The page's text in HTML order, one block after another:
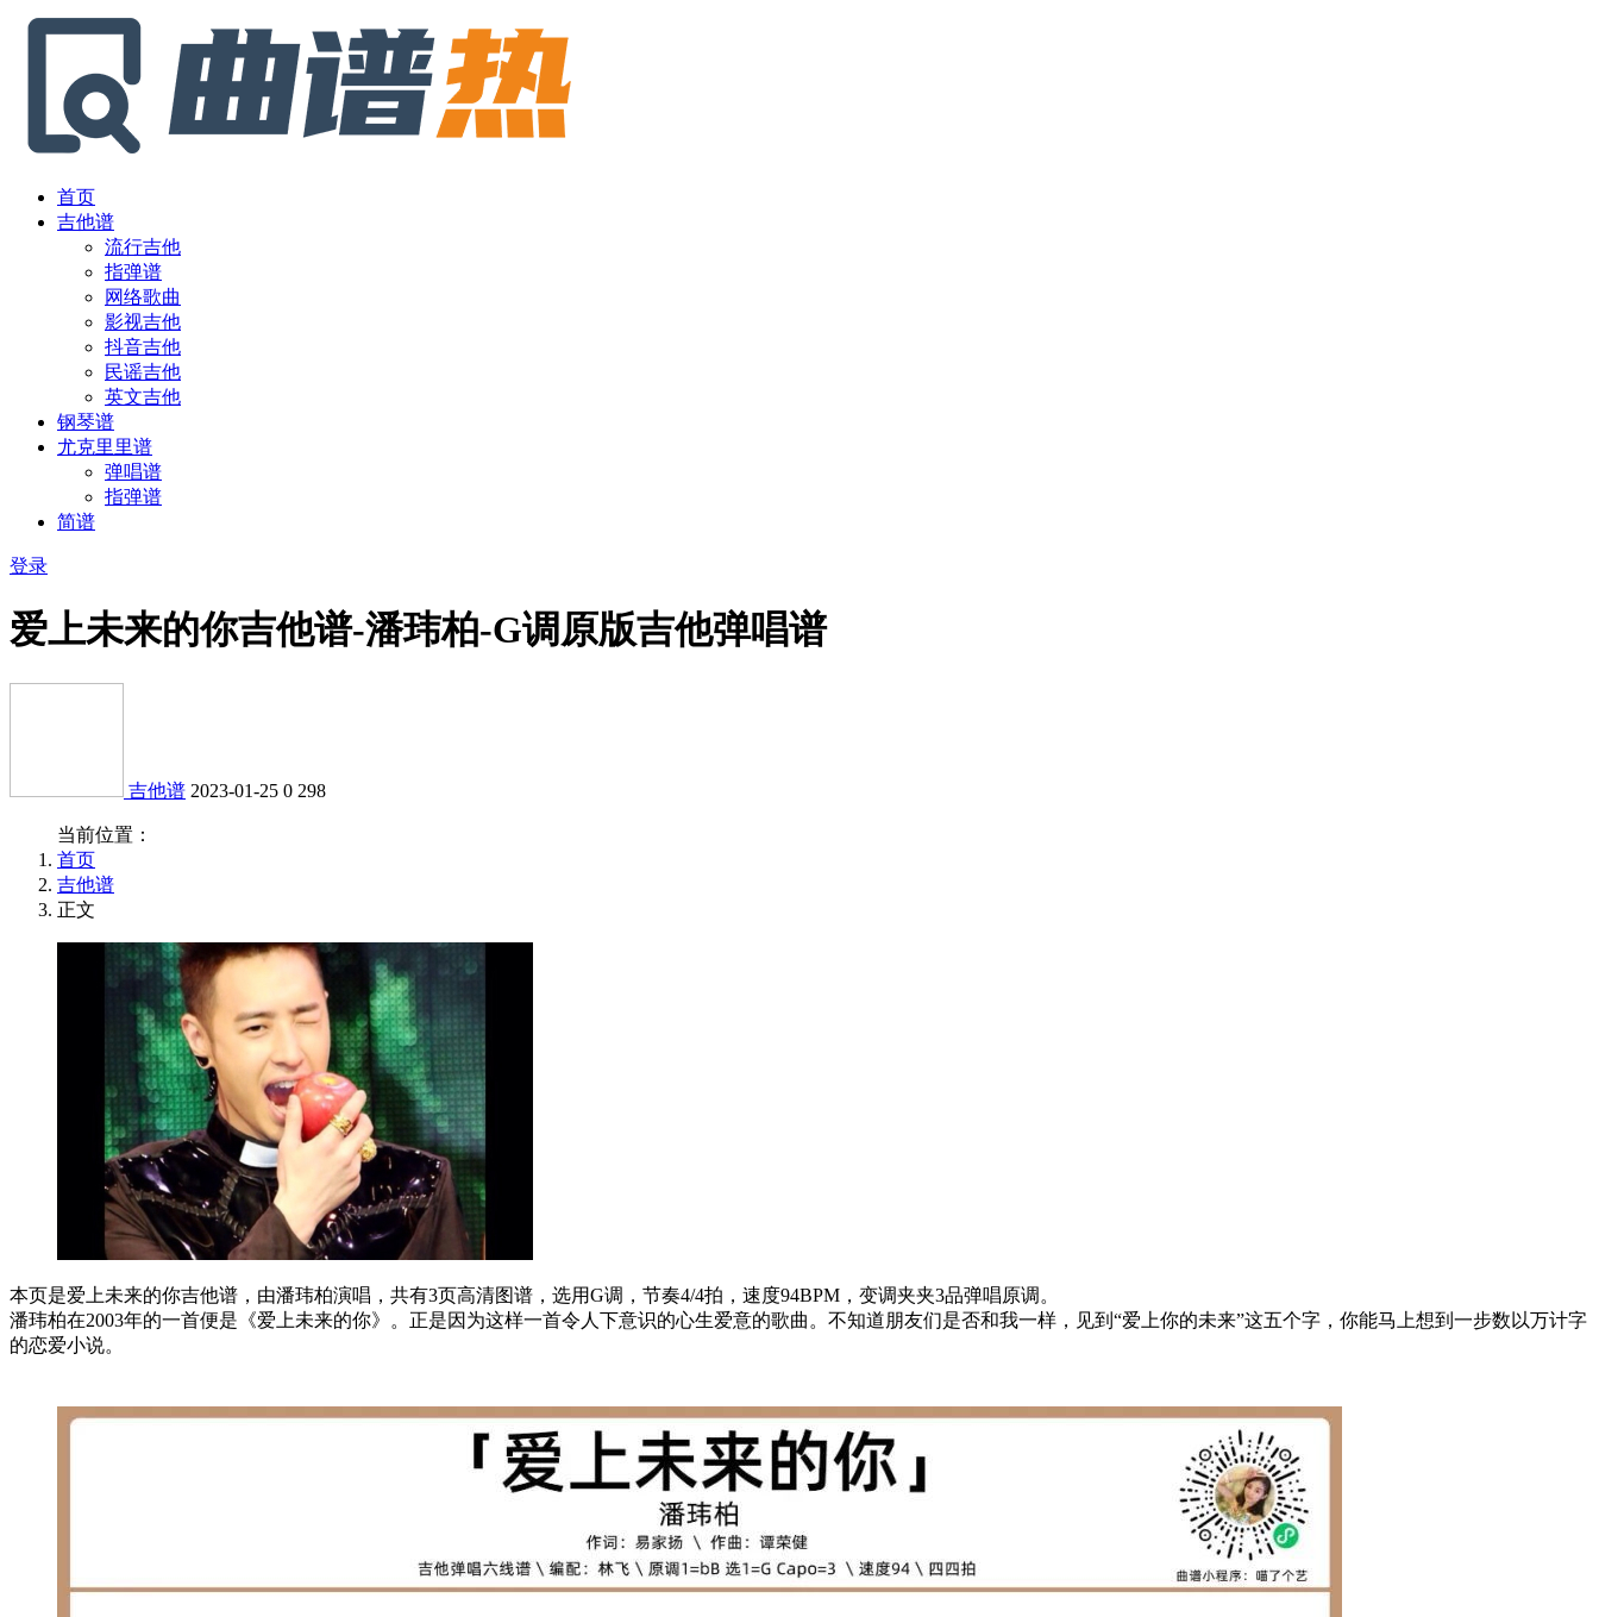
首页
吉他谱
流行吉他
指弹谱
网络歌曲
影视吉他
抖音吉他
民谣吉他
英文吉他
钢琴谱
尤克里里谱
弹唱谱
指弹谱
简谱
登录
爱上未来的你吉他谱-潘玮柏-G调原版吉他弹唱谱
吉他谱 2023-01-25 0 298
当前位置：
首页
吉他谱
正文
本页是爱上未来的你吉他谱，由潘玮柏演唱，共有3页高清图谱，选用G调，节奏4/4拍，速度94BPM，变调夹夹3品弹唱原调。
潘玮柏在2003年的一首便是《爱上未来的你》。正是因为这样一首令人下意识的心生爱意的歌曲。不知道朋友们是否和我一样，见到“爱上你的未来”这五个字，你能马上想到一步数以万计字
的恋爱小说。